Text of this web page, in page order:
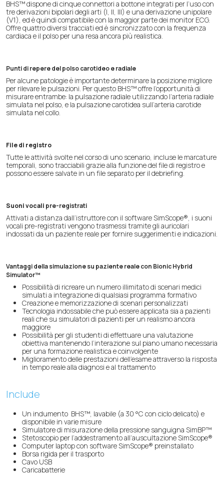
BHS™ dispone di cinque connettori a bottone integrati per l’uso con
tre derivazioni bipolari degli arti (I, II, III) e una derivazione unipolare
(V1), ed è quindi compatibile con la maggior parte dei monitor ECG.
Offre quattro diversi tracciati ed è sincronizzato con la frequenza
cardiaca e il polso per una resa ancora più realistica.
Punti di repere del polso carotideo e radiale
Per alcune patologie è importante determinare la posizione migliore
per rilevare le pulsazioni. Per questo BHS™ offre l’opportunità di
misurare entrambe: la pulsazione radiale utilizzando l’arteria radiale
simulata nel polso, e la pulsazione carotidea sull’arteria carotide
simulata nel collo.
File di registro
Tutte le attività svolte nel corso di uno scenario, incluse le marcature
temporali, sono tracciabili grazie alla funzione del file di registro e
possono essere salvate in un file separato per il debriefing.
Suoni vocali pre-registrati
Attivati a distanza dall’istruttore con il software SimScope®, i suoni
vocali pre-registrati vengono trasmessi tramite gli auricolari
indossati da un paziente reale per fornire suggerimenti e indicazioni.
Vantaggi della simulazione su paziente reale con Bionic Hybrid
Simulator™
Possibilità di ricreare un numero illimitato di scenari medici
simulati a integrazione di qualsiasi programma formativo
Creazione e memorizzazione di scenari personalizzati
Tecnologia indossabile che può essere applicata sia a pazienti
reali che su simulatori di pazienti per un realismo ancora
maggiore
Possibilità per gli studenti di effettuare una valutazione
obiettiva mantenendo l’interazione sul piano umano necessaria
per una formazione realistica e coinvolgente
Miglioramento delle prestazioni dell’esame attraverso la risposta
in tempo reale alla diagnosi e al trattamento
Include
Un indumento BHS™, lavabile (a 30 °C con ciclo delicato) e
disponibile in varie misure
Simulatore di misurazione della pressione sanguigna SimBP™
Stetoscopio per l’addestramento all’auscultazione SimScope®
Computer laptop con software SimScope® preinstallato
Borsa rigida per il trasporto
Cavo USB
Caricabatterie